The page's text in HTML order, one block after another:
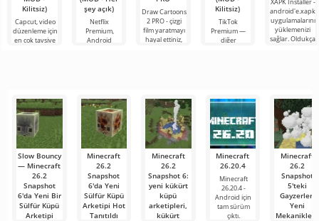
Kilitsiz)
Capcut, video
düzenleme için
en çok tavsiye
şey açık)
Netflix
Premium,
Android
Draw Cartoons
2 PRO - çizgi
film yaratmayı
hayal ettiniz,
Kilitsiz)
TikTok
Premium —
diğer
sağlayan
android'e.xapk
uygulamalarını
yüklemenizi
sağlar. Oldukça
Slow Bouncy
— Minecraft
26.2
Snapshot
6'da Yeni Bir
Sülfür Küpü
Arketipi
Minecraft
26.2
Snapshot
6'da Yeni
Sülfür Küpü
Arketipi Hot
Tanıtıldı
Minecraft
26.2
Snapshot 6:
yeni kükürt
küpü
arketipleri,
kükürt
Minecraft
26.20.4
Minecraft
26.20.4 -
Android için
tam sürüm
çıktı.
Minecraft
26.2
Snapshot
5'teki
Gayzerler:
Yeni
Mekaniklere